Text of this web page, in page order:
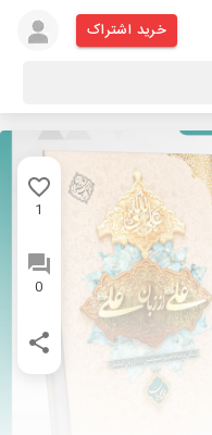
خرید اشتراک
1
0